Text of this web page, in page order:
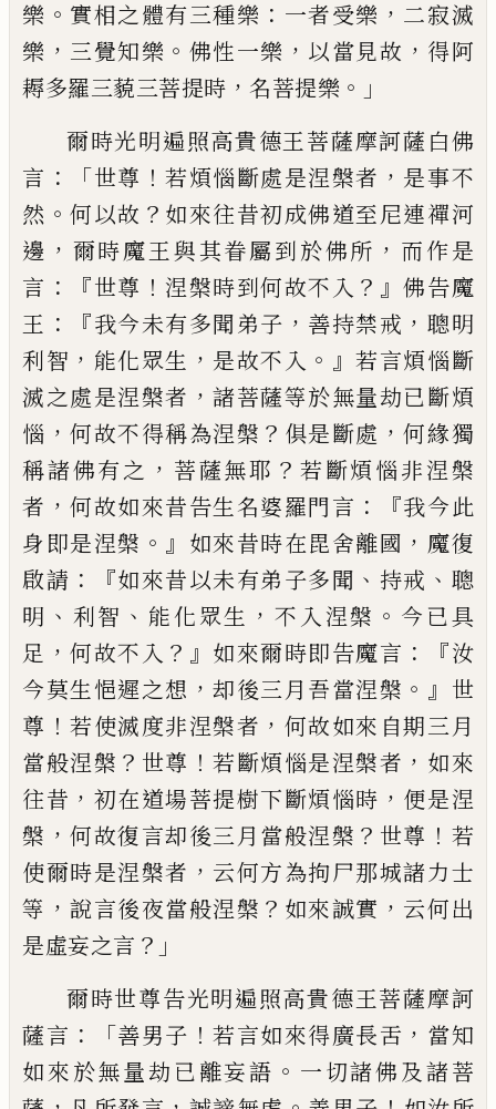
樂 。 實相之體有三種樂 ： 一者受樂 ， 二寂滅
樂 ， 三覺知樂 。 佛性一樂 ， 以當見故 ， 得阿
耨多羅三藐三菩提時 ， 名菩提樂 。」
爾時光明遍照高貴德王菩薩摩訶薩白佛
言 ：「世尊 ！若煩惱斷處是涅槃者 ， 是事不
然 。何以故 ？ 如來往昔初成佛道至尼連禪河
邊 ， 爾時魔王與其眷屬到於佛所 ， 而作是
言 ：『世尊 ！涅槃時到何故不入 ？』佛告魔
王 ：『我今未有多聞弟子 ， 善持禁戒 ，聰明
利智 ， 能化眾生 ， 是故不入 。』若言煩惱斷
滅之處是涅槃者 ，諸菩薩等於無量劫已斷煩
惱 ，何故不得稱為涅槃 ？ 俱是斷處 ，何緣獨
稱諸佛有之 ， 菩薩無耶 ？ 若斷煩惱非涅槃
者 ，何故如來昔告生名婆羅門言 ：『我今此
身即是涅槃 。』 如來昔時在毘舍離國 ， 魔復
啟請 ：『如來昔以未有弟子多聞 、 持戒 、 聰
明 、 利智 、 能化眾生 ， 不入涅槃 。 今已具
足 ，何故不入 ？』 如來爾時即告魔言 ：『汝
今莫生悒遲之想 ，却後三月吾當涅槃 。』 世
尊 ！若使滅度非涅槃者 ， 何故如來自期三月
當般涅槃 ？ 世尊 ！若斷煩惱是涅槃者 ， 如來
往昔 ， 初在道場菩提樹下斷煩惱時 ， 便是涅
槃 ，何故復言却後三月當般涅槃 ？ 世尊 ！ 若
使爾時是涅槃者 ， 云何方為拘尸那城諸力士
等 ，說言後夜當般涅槃 ？ 如來誠實 ， 云何出
是虛妄之言 ？」
爾時世尊告光明遍照高貴德王菩薩摩訶
薩言 ：「善男子 ！若言如來得廣長舌 ， 當知
如來於無量劫已離妄語 。 一切諸佛及諸菩